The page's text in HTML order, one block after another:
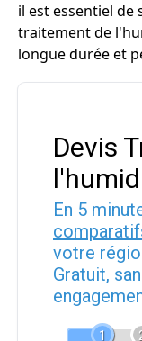
il est essentiel
traitement de
longue durée et
Devis
En 5
votre
Gratuit,
1